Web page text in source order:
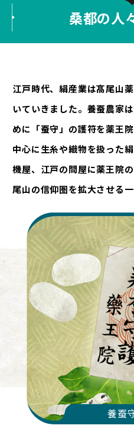
桑都の人
江戸時代、絹産業は髙尾山
いていきました。養蚕農家
めに「蚕守」の護符を薬王
中心に生糸や織物を扱った
機屋、江戸の問屋に薬王院
尾山の信仰圏を拡大させる一
養蚕